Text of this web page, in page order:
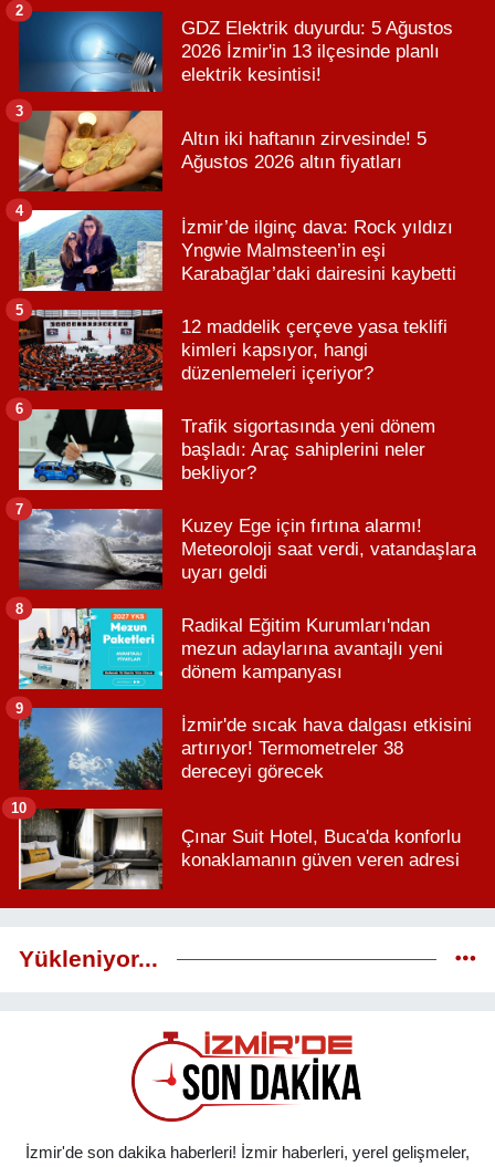
GDZ Elektrik duyurdu: 5 Ağustos
2026 İzmir'in 13 ilçesinde planlı
elektrik kesintisi!
2
Altın iki haftanın zirvesinde! 5
Ağustos 2026 altın fiyatları
3
İzmir’de ilginç dava: Rock yıldızı
Yngwie Malmsteen’in eşi
Karabağlar’daki dairesini kaybetti
4
12 maddelik çerçeve yasa teklifi
kimleri kapsıyor, hangi
düzenlemeleri içeriyor?
5
Trafik sigortasında yeni dönem
başladı: Araç sahiplerini neler
bekliyor?
6
Kuzey Ege için fırtına alarmı!
Meteoroloji saat verdi, vatandaşlara
uyarı geldi
7
Radikal Eğitim Kurumları'ndan
mezun adaylarına avantajlı yeni
dönem kampanyası
8
İzmir'de sıcak hava dalgası etkisini
artırıyor! Termometreler 38
dereceyi görecek
9
Çınar Suit Hotel, Buca'da konforlu
konaklamanın güven veren adresi
10
Yükleniyor...
İzmir'de son dakika haberleri! İzmir haberleri, yerel gelişmeler,